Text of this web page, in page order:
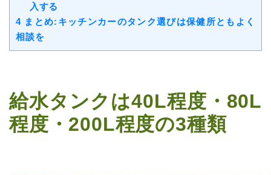
入する
4まとめ:キッチンカーのタンク選びは保健所ともよく
相談を
給水タンクは40L程度・80L
程度・200L程度の3種類